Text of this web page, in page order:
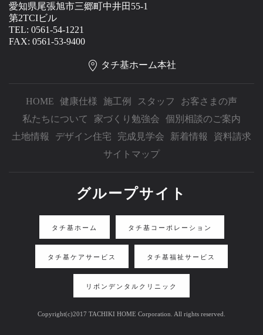
愛知県尾張旭市三郷町中井田55-1
第2TCIビル
TEL: 0561-54-1221
FAX: 0561-53-9400
タチ基ホーム本社
HOME 健康仕様 施工例 スタッフ
お客さまの声
私たちについて
家づくり勉強会
個別相談のご案内
土地情報
デザイン住宅 完成見学会 新着情報
資料請求
サイトマップ
グループサイト
タチ基ホーム タチ基コーポレーション
タチ基ケアサービス タチ基福祉サービス
リボンデンタルクリニック
Copyright(c)2017 TACHIKI HOME Corporation. All rights reserved.